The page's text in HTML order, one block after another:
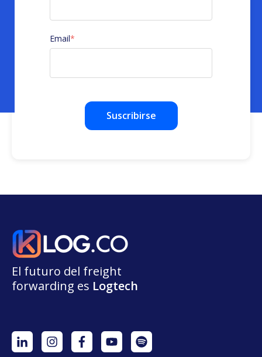
Email*
El futuro del freight
forwarding es Logtech